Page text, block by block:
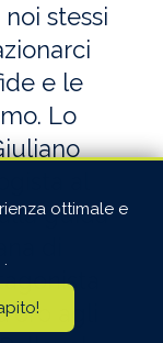
stessi
e le
Lo
guida
di
agli
ottimale e
.